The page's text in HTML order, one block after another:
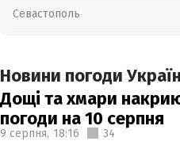
Севастополь
Новини погоди
Дощі та хмари
погоди на 10 серпня
9 серпня, 18:16 34